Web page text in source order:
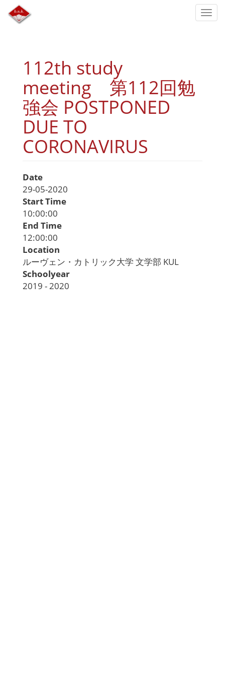
Skip
112th study
meeting 第112回勉
強会 POSTPONED
DUE TO
CORONAVIRUS
Date
29-05-2020
Start Time
10:00:00
End Time
12:00:00
Location
ルーヴェン・カトリック大学 文学部 KUL
Schoolyear
2019 - 2020